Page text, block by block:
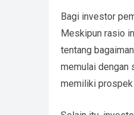
Bagi investor
Meskipun rasio
tentang
memulai dengan
memiliki prospek